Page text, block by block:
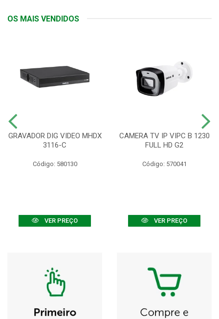
OS MAIS VENDIDOS
GRAVADOR DIG VIDEO MHDX
3116-C
Código: 580130
VER PREÇO
CAMERA TV IP VIPC B 1230
FULL HD G2
Código: 570041
VER PREÇO